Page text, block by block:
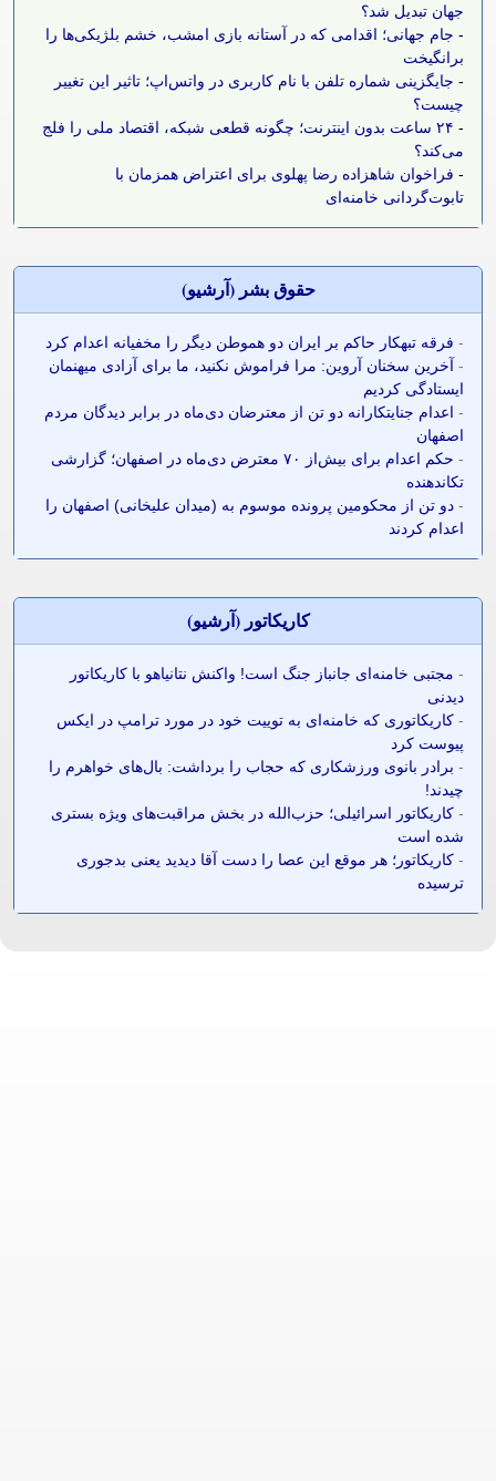
جهان تبدیل شد؟
- جام جهانی؛ اقدامی که در آستانه بازی امشب، خشم بلژیکی‌ها را
برانگیخت
- جایگزینی شماره تلفن با نام کاربری در واتس‌اپ؛ تاثیر این تغییر
چیست؟
-
۲۴ ساعت بدون اینترنت؛ چگونه قطعی شبکه، اقتصاد ملی را فلج
می‌کند؟
- فراخوان شاهزاده رضا پهلوی برای اعتراض همزمان با
تابوت‌گردانی خامنه‌ای
حقوق بشر (آرشيو)
- فرقه تبهکار حاکم بر ایران دو هموطن دیگر را مخفیانه اعدام کرد
- آخرین سخنان آروین: مرا فراموش نکنید، ما برای آزادی میهنمان
ایستادگی کردیم
- اعدام جنایتکارانه دو تن از معترضان دی‌ماه در برابر دیدگان مردم
اصفهان
-
حکم اعدام برای بیش‌از ۷۰ معترض دی‌ماه در اصفهان؛ گزارشی
تکاندهنده
- دو تن از محکومین پرونده موسوم به (میدان علیخانی) اصفهان را
اعدام کردند
کاريکاتور (آرشيو)
- مجتبی خامنه‌ای جانباز جنگ است! واکنش نتانیاهو با کاریکاتور
دیدنی
- کاریکاتوری که خامنه‌ای به توییت خود در مورد ترامپ در ایکس
پیوست کرد
- برادر بانوی ورزشکاری که حجاب را برداشت: بال‌های خواهرم را
چیدند!
- کاریکاتور اسرائیلی؛ حزب‌الله در بخش مراقبت‌های ویژه بستری
شده است
- کاریکاتور؛ هر موقع این عصا را دست آقا دیدید یعنی بدجوری
ترسیده